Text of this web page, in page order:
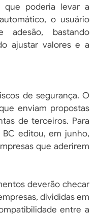
que poderia levar a
o usuário
adesão, bastando
ajustar valores e a
de segurança. O
enviam propostas
de terceiros. Para
editou, em junho,
que aderirem
deverão checar
divididas em
entre a